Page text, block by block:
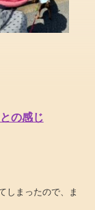
の感じ
しまったので、ま